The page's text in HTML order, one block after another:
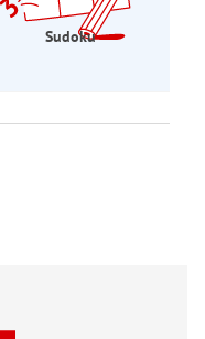
Sudoku